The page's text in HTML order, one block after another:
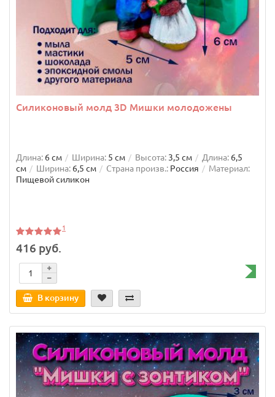
Силиконовый молд 3D Мишки молодожены
Длина: 6 см Ширина: 5 см Высота: 3,5 см Длина: 6,5
см
Ширина: 6,5 см Страна произв.: Россия
Материал:
Пищевой силикон
1
416 руб.
В корзину